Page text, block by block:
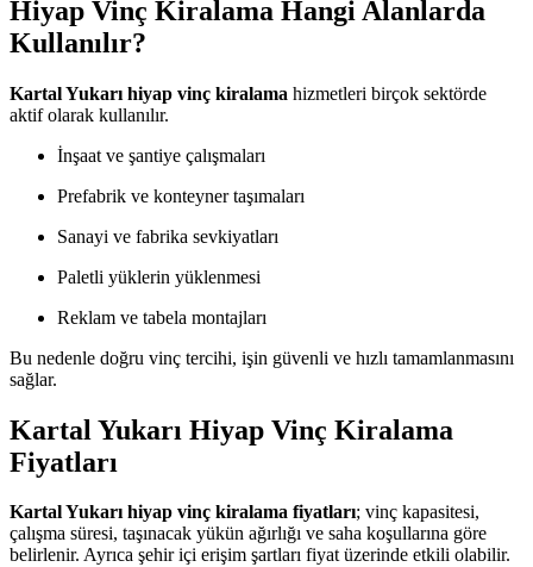
Hiyap Vinç Kiralama Hangi Alanlarda
Kullanılır?
Kartal Yukarı hiyap vinç kiralama hizmetleri birçok sektörde
aktif olarak kullanılır.
İnşaat ve şantiye çalışmaları
Prefabrik ve konteyner taşımaları
Sanayi ve fabrika sevkiyatları
Paletli yüklerin yüklenmesi
Reklam ve tabela montajları
Bu nedenle doğru vinç tercihi, işin güvenli ve hızlı tamamlanmasını
sağlar.
Kartal Yukarı Hiyap Vinç Kiralama
Fiyatları
Kartal Yukarı hiyap vinç kiralama fiyatları; vinç kapasitesi,
çalışma süresi, taşınacak yükün ağırlığı ve saha koşullarına göre
belirlenir. Ayrıca şehir içi erişim şartları fiyat üzerinde etkili olabilir.